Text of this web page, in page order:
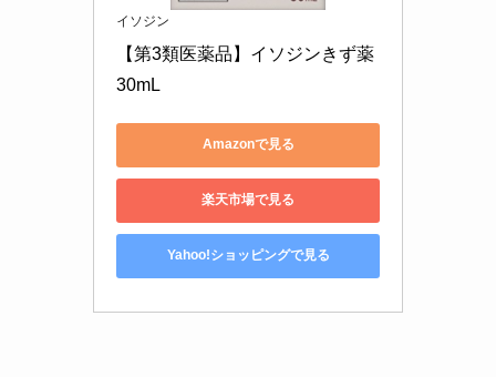
イソジン
【第3類医薬品】イソジンきず薬
30mL
Amazonで見る
楽天市場で見る
Yahoo!ショッピングで見る